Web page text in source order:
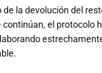
la devolución del
el protocolo